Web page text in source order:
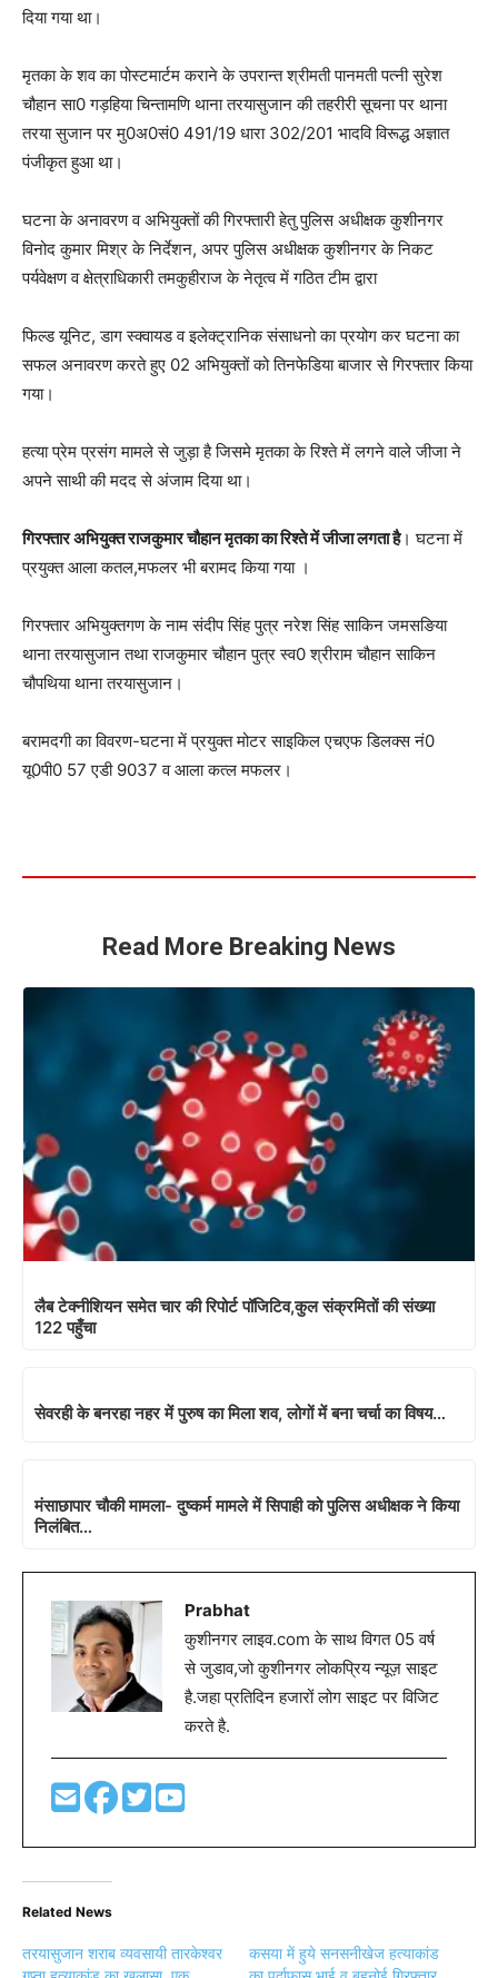
दिया गया था।
मृतका के शव का पोस्टमार्टम कराने के उपरान्त श्रीमती पानमती पत्नी सुरेश
चौहान सा0 गड़हिया चिन्तामणि थाना तरयासुजान की तहरीरी सूचना पर थाना
तरया सुजान पर मु0अ0सं0 491/19 धारा 302/201 भादवि विरूद्ध अज्ञात
पंजीकृत हुआ था।
घटना के अनावरण व अभियुक्तों की गिरफ्तारी हेतु पुलिस अधीक्षक कुशीनगर
विनोद कुमार मिश्र के निर्देशन, अपर पुलिस अधीक्षक कुशीनगर के निकट
पर्यवेक्षण व क्षेत्राधिकारी तमकुहीराज के नेतृत्व में गठित टीम द्वारा
फिल्ड यूनिट, डाग स्क्वायड व इलेक्ट्रानिक संसाधनो का प्रयोग कर घटना का
सफल अनावरण करते हुए 02 अभियुक्तों को तिनफेडिया बाजार से गिरफ्तार किया
गया।
हत्या प्रेम प्रसंग मामले से जुड़ा है जिसमे मृतका के रिश्ते में लगने वाले जीजा ने
अपने साथी की मदद से अंजाम दिया था।
गिरफ्तार अभियुक्त राजकुमार चौहान मृतका का रिश्ते में जीजा लगता है। घटना में
प्रयुक्त आला कतल,मफलर भी बरामद किया गया ।
गिरफ्तार अभियुक्तगण के नाम संदीप सिंह पुत्र नरेश सिंह साकिन जमसङिया
थाना तरयासुजान तथा राजकुमार चौहान पुत्र स्व0 श्रीराम चौहान साकिन
चौपथिया थाना तरयासुजान।
बरामदगी का विवरण-घटना में प्रयुक्त मोटर साइकिल एचएफ डिलक्स नं0
यू0पी0 57 एडी 9037 व आला कत्ल मफलर।
Read More Breaking News
लैब टेक्नीशियन समेत चार की रिपोर्ट पॉजिटिव,कुल संक्रमितों की संख्या
122 पहुँचा
सेवरही के बनरहा नहर में पुरुष का मिला शव, लोगों में बना चर्चा का विषय…
मंसाछापार चौकी मामला- दुष्कर्म मामले में सिपाही को पुलिस अधीक्षक ने किया
निलंबित…
Prabhat
कुशीनगर लाइव.com के साथ विगत 05 वर्ष
से जुडाव,जो कुशीनगर लोकप्रिय न्यूज़ साइट
है.जहा प्रतिदिन हजारों लोग साइट पर विजिट
करते है.
Related News
तरयासुजान शराब व्यवसायी तारकेश्वर
कसया में हुये सनसनीखेज हत्याकांड